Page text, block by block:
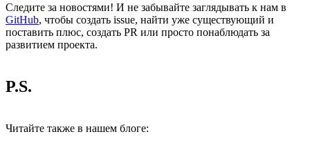
Следите за новостями! И не забывайте заглядывать к нам в
GitHub, чтобы создать issue, найти уже существующий и
поставить плюс, создать PR или просто понаблюдать за
развитием проекта.
P.S.
Читайте также в нашем блоге: